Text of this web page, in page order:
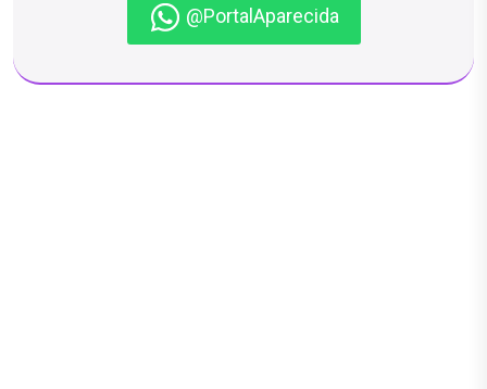
@PortalAparecida